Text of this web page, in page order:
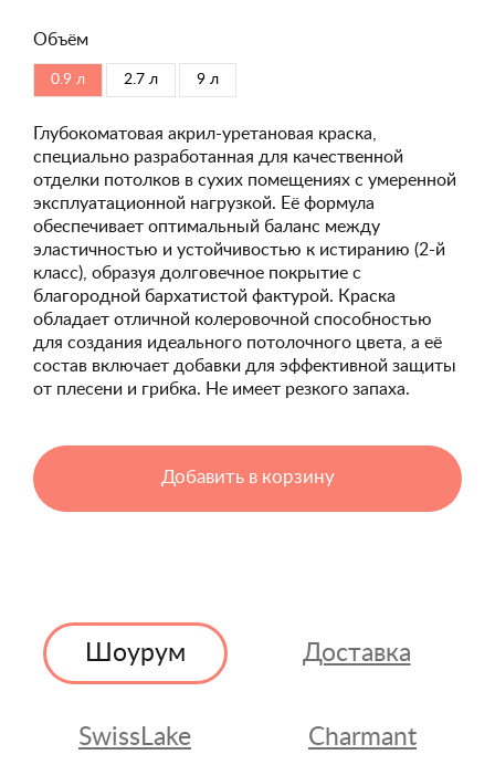
Объём
0.9 л 2.7 л 9 л
Глубокоматовая акрил-уретановая краска,
специально разработанная для качественной
отделки потолков в сухих помещениях с умеренной
эксплуатационной нагрузкой. Её формула
обеспечивает оптимальный баланс между
эластичностью и устойчивостью к истиранию (2-й
класс), образуя долговечное покрытие с
благородной бархатистой фактурой. Краска
обладает отличной колеровочной способностью
для создания идеального потолочного цвета, а её
состав включает добавки для эффективной защиты
от плесени и грибка. Не имеет резкого запаха.
Добавить в корзину
Шоурум Доставка
SwissLake Charmant